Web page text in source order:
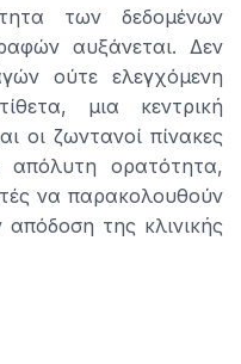
των δεδομένων
αυξάνεται. Δεν
ούτε ελεγχόμενη
μια κεντρική
οι ζωντανοί πίνακες
απόλυτη ορατότητα,
να παρακολουθούν
της κλινικής